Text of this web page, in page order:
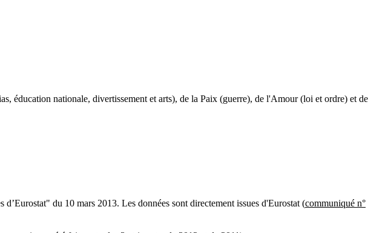
éducation nationale, divertissement et arts), de la Paix (guerre), de l'Amour (loi et ordre) et de
du 10 mars 2013. Les données sont directement issues d'Eurostat (communiqué n°